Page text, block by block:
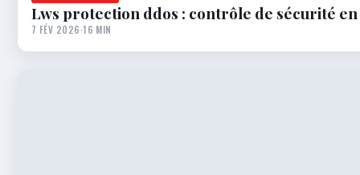
Lws protection ddos : contrôle de sécurité
7 FÉV 2026·16 MIN